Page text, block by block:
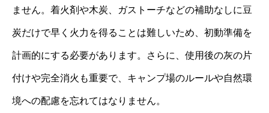
ません。着火剤や木炭、ガストーチなどの補助なしに豆
炭だけで早く火力を得ることは難しいため、初動準備を
計画的にする必要があります。さらに、使用後の灰の片
付けや完全消火も重要で、キャンプ場のルールや自然環
境への配慮を忘れてはなりません。